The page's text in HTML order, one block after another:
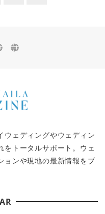
ウェディングやウェディン
をトータルサポート。ウェ
ョンや現地の最新情報をブ